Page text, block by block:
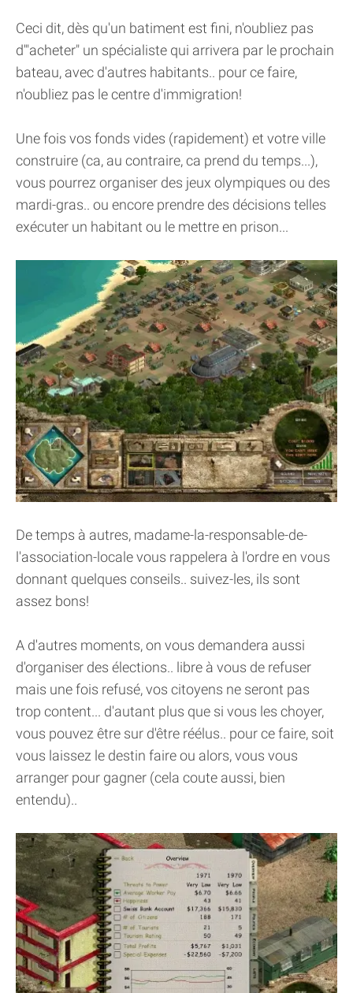
Ceci dit, dès qu'un batiment est fini, n'oubliez pas
d'"acheter" un spécialiste qui arrivera par le prochain
bateau, avec d'autres habitants.. pour ce faire,
n'oubliez pas le centre d'immigration!
Une fois vos fonds vides (rapidement) et votre ville
construire (ca, au contraire, ca prend du temps...),
vous pourrez organiser des jeux olympiques ou des
mardi-gras.. ou encore prendre des décisions telles
exécuter un habitant ou le mettre en prison...
De temps à autres, madame-la-responsable-de-
l'association-locale vous rappelera à l'ordre en vous
donnant quelques conseils.. suivez-les, ils sont
assez bons!
A d'autres moments, on vous demandera aussi
d'organiser des élections.. libre à vous de refuser
mais une fois refusé, vos citoyens ne seront pas
trop content... d'autant plus que si vous les choyer,
vous pouvez être sur d'être réélus.. pour ce faire, soit
vous laissez le destin faire ou alors, vous vous
arranger pour gagner (cela coute aussi, bien
entendu)..